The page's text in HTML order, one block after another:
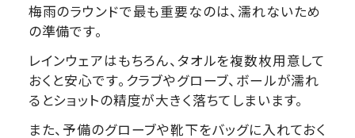
梅雨のラウンドで最も重要なのは、濡れないため
の準備です。
レインウェアはもちろん、タオルを複数枚用意して
おくと安心です。クラブやグローブ、ボールが濡れ
るとショットの精度が大きく落ちてしまいます。
また、予備のグローブや靴下をバッグに入れておく